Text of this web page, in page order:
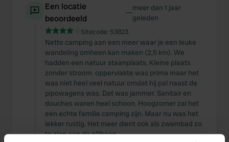
Een locatie
beoordeeld
—meer dan 1 jaar
geleden
Sitecode: 53823
Nette camping aan een meer waar je een leuke
wandeling omheen kan maken (2,5 km). We
hadden een natuur staanplaats. Kleine plaats
zonder stroom. oppervlakte was prima maar het
was niet heel veel natuur omdat hij pal naast de
pipowagens was. Dat was jammer. Sanitair en
douches waren heel schoon. Hoogzomer zal het
een echte familie camping zijn. Maar nu was het
lekker rustig. Het meer dient ook als zwembad zo
te zien aan de glijbaan.